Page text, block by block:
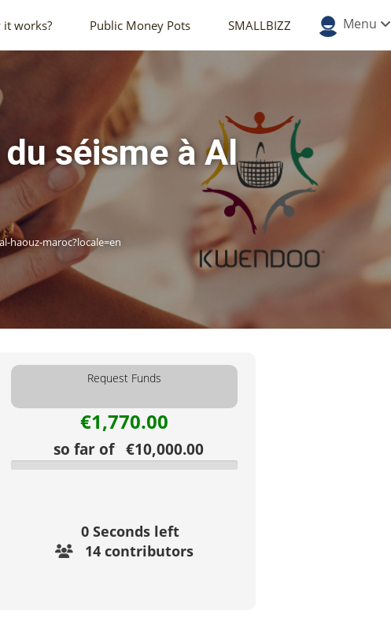
it works? Public Money Pots SMALLBIZZ Menu
séisme à Al
haouz-maroc?locale=en
Request Funds
€1,770.00
so far of €10,000.00
0 Seconds left
14 contributors